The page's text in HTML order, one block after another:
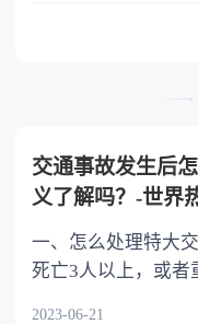
或者与被继承
的继承人，不
交通事故发生后
义了解吗？-世界
一、怎么处理特大
死亡3人以上，或者
2023-06-21